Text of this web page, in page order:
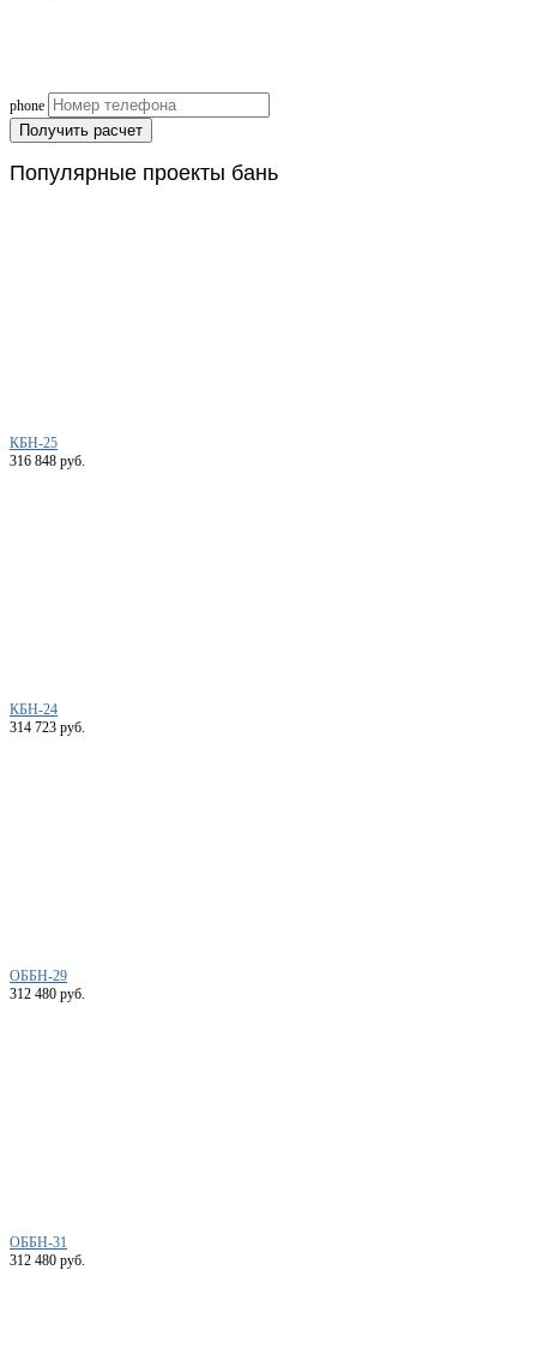
phone
Получить расчет
Популярные проекты бань
КБН-25
316 848 руб.
КБН-24
314 723 руб.
ОББН-29
312 480 руб.
ОББН-31
312 480 руб.